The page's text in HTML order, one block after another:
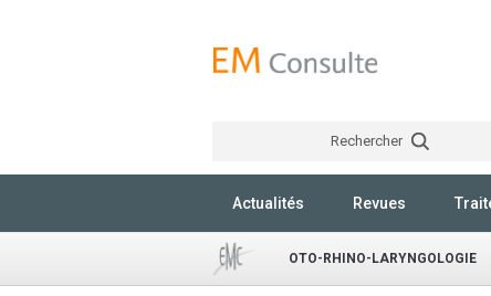
Rechercher
Actualités Revues
OTO-RHINO-LARYNGOLOGIE